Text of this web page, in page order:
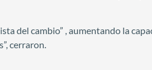
del cambio” , aumentando la
cerraron.